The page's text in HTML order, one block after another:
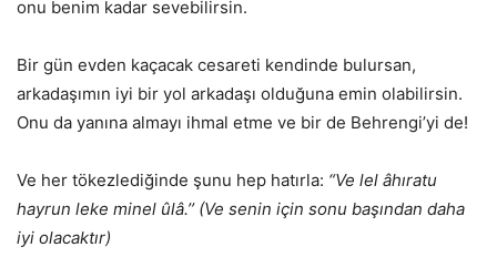
onu benim kadar sevebilirsin.
Bir gün evden kaçacak cesareti kendinde bulursan,
arkadaşımın iyi bir yol arkadaşı olduğuna emin olabilirsin.
Onu da yanına almayı ihmal etme ve bir de Behrengi’yi de!
Ve her tökezlediğinde şunu hep hatırla: “Ve lel âhıratu
hayrun leke minel ûlâ.’’ (Ve senin için sonu başından daha
iyi olacaktır)